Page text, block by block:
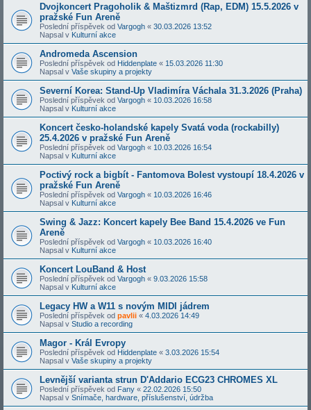
Dvojkoncert Pragoholik & Maštizmrd (Rap, EDM) 15.5.2026 v
pražské Fun Areně
Poslední příspěvek od Vargogh « 30.03.2026 13:52
Napsal v Kulturní akce
Andromeda Ascension
Poslední příspěvek od Hiddenplate « 15.03.2026 11:30
Napsal v Vaše skupiny a projekty
Severní Korea: Stand-Up Vladimíra Váchala 31.3.2026 (Praha)
Poslední příspěvek od Vargogh « 10.03.2026 16:58
Napsal v Kulturní akce
Koncert česko-holandské kapely Svatá voda (rockabilly)
25.4.2026 v pražské Fun Areně
Poslední příspěvek od Vargogh « 10.03.2026 16:54
Napsal v Kulturní akce
Poctivý rock a bigbít - Fantomova Bolest vystoupí 18.4.2026 v
pražské Fun Areně
Poslední příspěvek od Vargogh « 10.03.2026 16:46
Napsal v Kulturní akce
Swing & Jazz: Koncert kapely Bee Band 15.4.2026 ve Fun
Areně
Poslední příspěvek od Vargogh « 10.03.2026 16:40
Napsal v Kulturní akce
Koncert LouBand & Host
Poslední příspěvek od Vargogh « 9.03.2026 15:58
Napsal v Kulturní akce
Legacy HW a W11 s novým MIDI jádrem
Poslední příspěvek od pavlii « 4.03.2026 14:49
Napsal v Studio a recording
Magor - Král Evropy
Poslední příspěvek od Hiddenplate « 3.03.2026 15:54
Napsal v Vaše skupiny a projekty
Levnější varianta strun D'Addario ECG23 CHROMES XL
Poslední příspěvek od Fany « 22.02.2026 15:50
Napsal v Snímače, hardware, příslušenství, údržba